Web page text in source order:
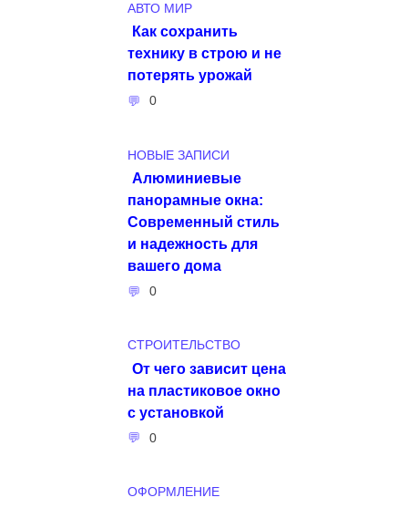
АВТО МИР
Как сохранить
технику в строю и не
потерять урожай
0
НОВЫЕ ЗАПИСИ
Алюминиевые
панорамные окна:
Современный стиль
и надежность для
вашего дома
0
СТРОИТЕЛЬСТВО
От чего зависит цена
на пластиковое окно
с установкой
0
ОФОРМЛЕНИЕ